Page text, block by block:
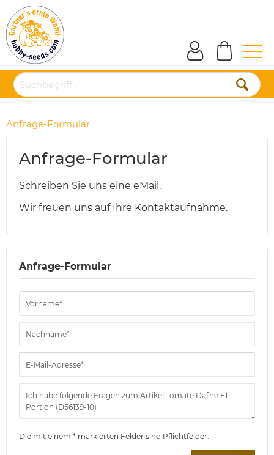
Anfrage-Formular
Anfrage-Formular
Schreiben Sie uns eine eMail.
Wir freuen uns auf Ihre Kontaktaufnahme.
Anfrage-Formular
Die mit einem * markierten Felder sind Pflichtfelder.